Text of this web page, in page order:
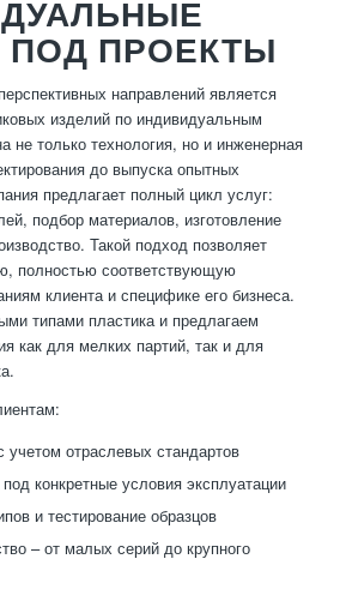
ПОД ПРОЕКТЫ
направлений является
изделий по индивидуальным
не только технология, но и инженерная
до выпуска опытных
предлагает полный цикл услуг:
подбор материалов, изготовление
Такой подход позволяет
полностью соответствующую
клиента и специфике его бизнеса.
типами пластика и предлагаем
как для мелких партий, так и для
учетом отраслевых стандартов
конкретные условия эксплуатации
и тестирование образцов
– от малых серий до крупного